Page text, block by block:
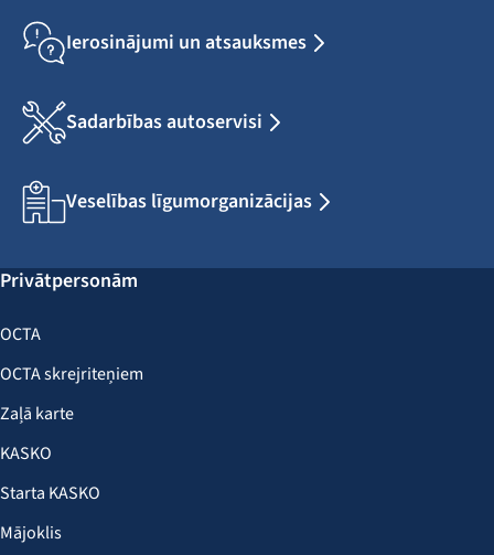
Ierosinājumi un atsauksmes
Sadarbības autoservisi
Veselības līgumorganizācijas
Privātpersonām
OCTA
OCTA skrejriteņiem
Zaļā karte
KASKO
Starta KASKO
Mājoklis